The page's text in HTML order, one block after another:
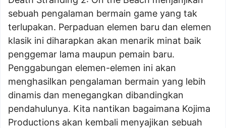
sebuah pengalaman bermain game yang tak
terlupakan. Perpaduan elemen baru dan elemen
klasik ini diharapkan akan menarik minat baik
penggemar lama maupun pemain baru.
Penggabungan elemen-elemen ini akan
menghasilkan pengalaman bermain yang lebih
dinamis dan menegangkan dibandingkan
pendahulunya. Kita nantikan bagaimana Kojima
Productions akan kembali menyajikan sebuah